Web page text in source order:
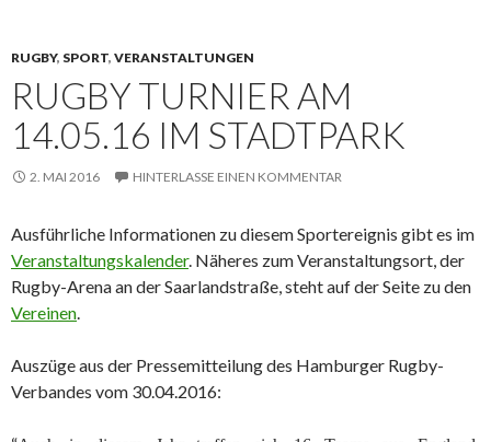
RUGBY, SPORT, VERANSTALTUNGEN
RUGBY TURNIER AM
14.05.16 IM STADTPARK
2. MAI 2016 HINTERLASSE EINEN KOMMENTAR
Ausführliche Informationen zu diesem Sportereignis gibt es im
Veranstaltungskalender. Näheres zum Veranstaltungsort, der
Rugby-Arena an der Saarlandstraße, steht auf der Seite zu den
Vereinen.
Auszüge aus der Pressemitteilung des Hamburger Rugby-
Verbandes vom 30.04.2016: